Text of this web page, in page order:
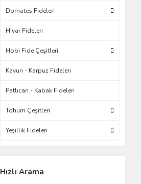
Domates Fideleri
Hıyar Fideleri
Hobi Fide Çeşitleri
Kavun - Karpuz Fideleri
Patlıcan - Kabak Fideleri
Tohum Çeşitleri
Yeşillik Fideleri
Hızlı Arama